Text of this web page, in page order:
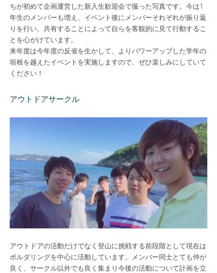
ちが初めて企画運営した新入生歓迎会で撮った写真です。今は1
年生のメンバーも増え、イベント後にメンバーそれぞれが振り返
りを行い、共有することによって自らを客観的に見て行動するこ
とを心がけています。
来年度は今年度の反省を生かして、よりパワーアップした学年の
垣根を越えたイベントを実施しますので、ぜひ楽しみにしていて
ください！
アウトドアサークル
アウトドアの活動だけでなく登山に挑戦する前段階として現在は
ボルダリングを中心に活動しています。メンバー同士とても仲が
良く、サークル以外でも良く集まり今後の活動について計画を立